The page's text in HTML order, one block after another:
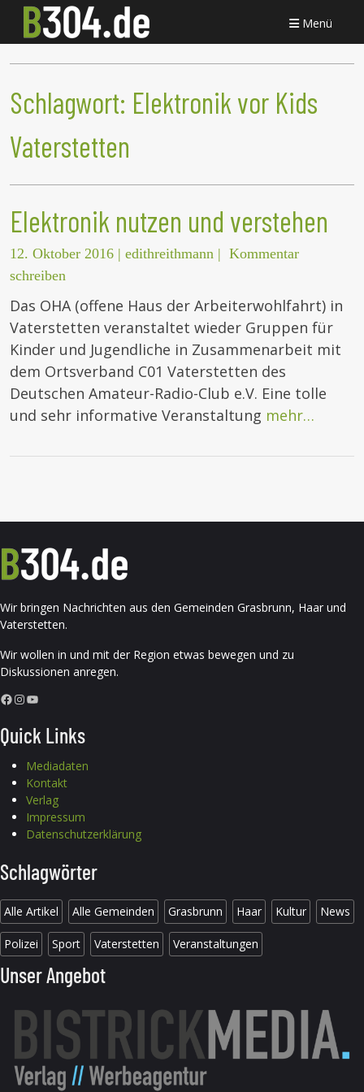
Menü
Schlagwort: Elektronik vor Kids
Vaterstetten
Elektronik nutzen und verstehen
12. Oktober 2016 | edithreithmann | Kommentar
schreiben
Das OHA (offene Haus der Arbeiterwohlfahrt) in
Vaterstetten veranstaltet wieder Gruppen für
Kinder und Jugendliche in Zusammenarbeit mit
dem Ortsverband C01 Vaterstetten des
Deutschen Amateur-Radio-Club e.V. Eine tolle
und sehr informative Veranstaltung mehr…
Wir bringen Nachrichten aus den Gemeinden Grasbrunn, Haar und
Vaterstetten.
Wir wollen in und mit der Region etwas bewegen und zu
Diskussionen anregen.
Facebook InstagramYouTube
Quick Links
Mediadaten
Kontakt
Verlag
Impressum
Datenschutzerklärung
Schlagwörter
Alle Artikel Alle Gemeinden Grasbrunn Haar Kultur News
Polizei Sport Vaterstetten Veranstaltungen
Unser Angebot